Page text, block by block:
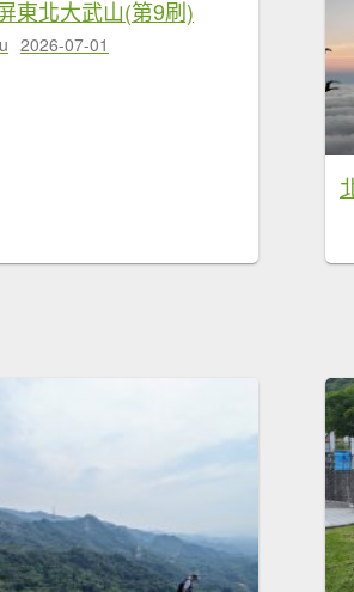
東北大武山(第9刷)
2026-07-01